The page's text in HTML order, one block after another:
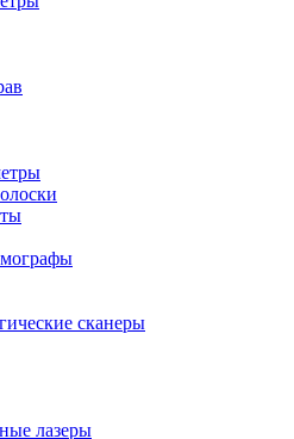
сканеры
лазеры